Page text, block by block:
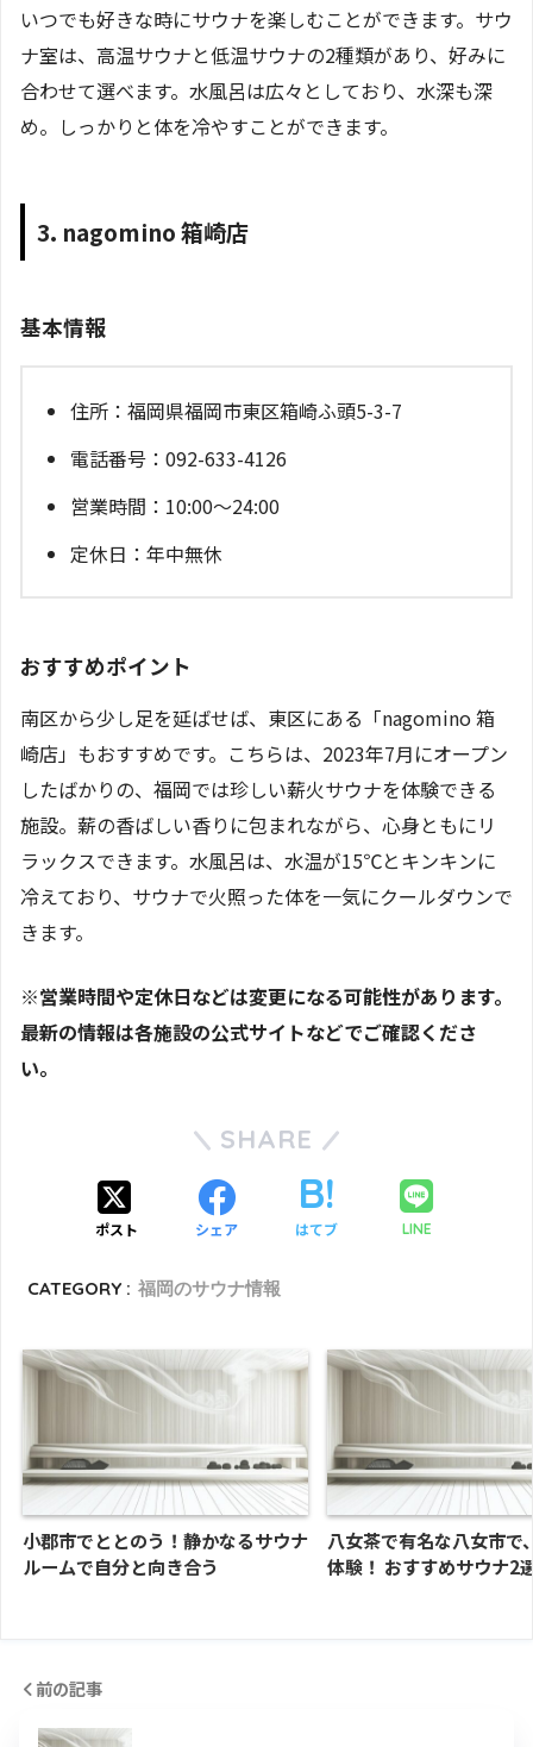
いつでも好きな時にサウナを楽しむことができます。サウ
ナ室は、高温サウナと低温サウナの2種類があり、好みに
合わせて選べます。水風呂は広々としており、水深も深
め。しっかりと体を冷やすことができます。
3. nagomino 箱崎店
基本情報
住所：福岡県福岡市東区箱崎ふ頭5-3-7
電話番号：092-633-4126
営業時間：10:00～24:00
定休日：年中無休
おすすめポイント
南区から少し足を延ばせば、東区にある「nagomino 箱
崎店」もおすすめです。こちらは、2023年7月にオープン
したばかりの、福岡では珍しい薪火サウナを体験できる
施設。薪の香ばしい香りに包まれながら、心身ともにリ
ラックスできます。水風呂は、水温が15℃とキンキンに
冷えており、サウナで火照った体を一気にクールダウンで
きます。
※営業時間や定休日などは変更になる可能性があります。
最新の情報は各施設の公式サイトなどでご確認くださ
い。
SHARE
ポスト シェア はてブ LINE
CATEGORY : 福岡のサウナ情報
小郡市でととのう！静かなるサウナ
ルームで自分と向き合う
八女茶で有名な八女市で
体験！ おすすめサウナ2
前の記事